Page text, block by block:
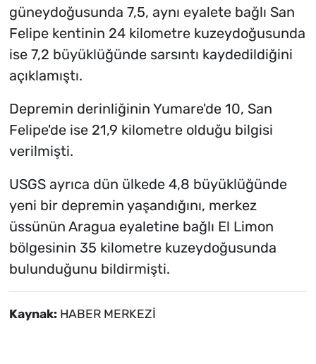
güneydoğusunda 7,5, aynı eyalete bağlı San
Felipe kentinin 24 kilometre kuzeydoğusunda
ise 7,2 büyüklüğünde sarsıntı kaydedildiğini
açıklamıştı.
Depremin derinliğinin Yumare'de 10, San
Felipe'de ise 21,9 kilometre olduğu bilgisi
verilmişti.
USGS ayrıca dün ülkede 4,8 büyüklüğünde
yeni bir depremin yaşandığını, merkez
üssünün Aragua eyaletine bağlı El Limon
bölgesinin 35 kilometre kuzeydoğusunda
bulunduğunu bildirmişti.
Kaynak: HABER MERKEZİ